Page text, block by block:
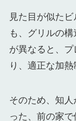
見た目が似た
も、グリルの
が異なると、
り、適正な加
そのため、知
った、前の家